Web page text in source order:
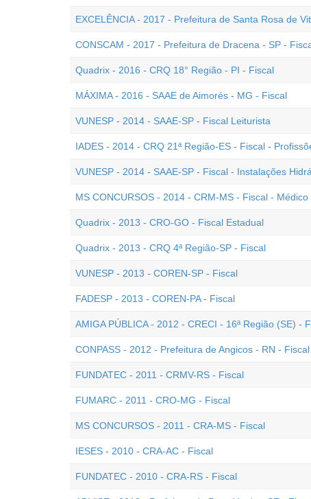
EXCELÊNCIA - 2017 - Prefeitura de Santa Rosa de
CONSCAM - 2017 - Prefeitura de Dracena - SP -
Quadrix - 2016 - CRQ 18° Região - PI - Fiscal
MÁXIMA - 2016 - SAAE de Aimorés - MG - Fiscal
VUNESP - 2014 - SAAE-SP - Fiscal Leiturista
IADES - 2014 - CRQ 21ª Região-ES - Fiscal -
VUNESP - 2014 - SAAE-SP - Fiscal - Instalações
MS CONCURSOS - 2014 - CRM-MS - Fiscal - Médico
Quadrix - 2013 - CRO-GO - Fiscal Estadual
Quadrix - 2013 - CRQ 4ª Região-SP - Fiscal
VUNESP - 2013 - COREN-SP - Fiscal
FADESP - 2013 - COREN-PA - Fiscal
AMIGA PÚBLICA - 2012 - CRECI - 16ª Região (SE) -
CONPASS - 2012 - Prefeitura de Angicos - RN -
FUNDATEC - 2011 - CRMV-RS - Fiscal
FUMARC - 2011 - CRO-MG - Fiscal
MS CONCURSOS - 2011 - CRA-MS - Fiscal
IESES - 2010 - CRA-AC - Fiscal
FUNDATEC - 2010 - CRA-RS - Fiscal